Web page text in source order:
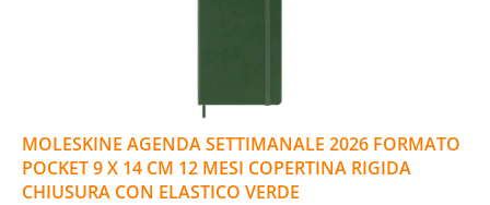
MOLESKINE AGENDA SETTIMANALE 2026 FORMATO
POCKET 9 X 14 CM 12 MESI COPERTINA RIGIDA
CHIUSURA CON ELASTICO VERDE